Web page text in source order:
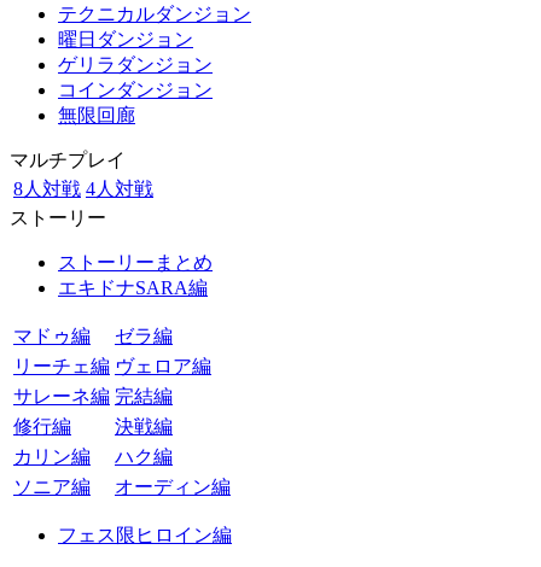
テクニカルダンジョン
曜日ダンジョン
ゲリラダンジョン
コインダンジョン
無限回廊
マルチプレイ
8人対戦 4人対戦
ストーリー
ストーリーまとめ
エキドナSARA編
マドゥ編
ゼラ編
リーチェ編 ヴェロア編
サレーネ編 完結編
修行編
決戦編
カリン編
ハク編
ソニア編
オーディン編
フェス限ヒロイン編